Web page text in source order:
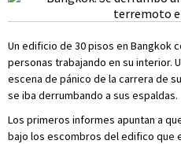
Un edificio de 30 pisos en Bangkok
personas trabajando en su interior.
escena de pánico de la carrera de
se iba derrumbando a sus espaldas.
Los primeros informes apuntan a
bajo los escombros del edifico que